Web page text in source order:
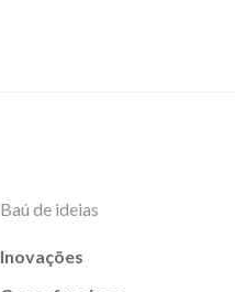
Baú de ideias
Inovações